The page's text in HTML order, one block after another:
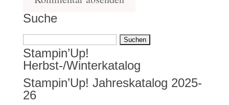
Suche
Suchen
nach:
Stampin’Up!
Herbst-/Winterkatalog
Stampin’Up! Jahreskatalog 2025-
26